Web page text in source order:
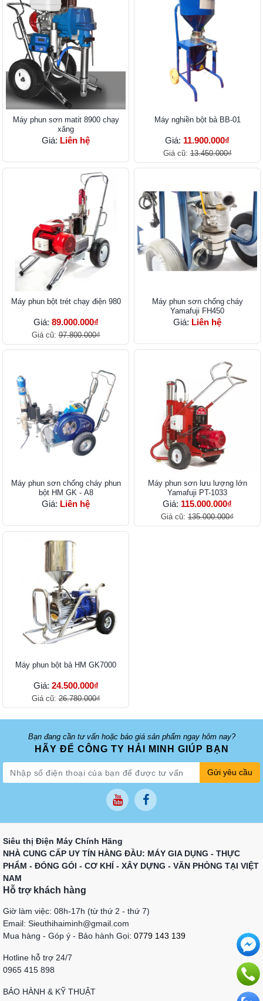
Máy phun sơn matit 8900 chạy
xăng
Giá: Liên hệ
Máy nghiền bột bả BB-01
Giá: 11.900.000₫
Giá cũ:13.450.000₫
Máy phun bột trét chạy điện 980
Giá: 89.000.000₫
Giá cũ:97.800.000₫
Máy phun sơn chống cháy
Yamafuji FH450
Giá: Liên hệ
Máy phun sơn chống cháy phun
bột HM GK - A8
Giá: Liên hệ
Máy phun sơn lưu lượng lớn
Yamafuji PT-1033
Giá: 115.000.000₫
Giá cũ: 135.000.000₫
Máy phun bột bả HM GK7000
Giá: 24.500.000₫
Giá cũ:26.780.000₫
Bạn đang cần tư vấn hoặc báo giá sản phẩm ngay hôm nay?
HÃY ĐỂ CÔNG TY HẢI MINH GIÚP BẠN
Gửi yêu cầu
Siêu thị Điện Máy Chính Hãng
NHÀ CUNG CẤP UY TÍN HÀNG ĐẦU: MÁY GIA DỤNG - THỰC
PHẨM - ĐÓNG GÓI - CƠ KHÍ - XÂY DỰNG - VĂN PHÒNG TẠI VIỆT
NAM
Hỗ trợ khách hàng
Giờ làm việc: 08h-17h (từ thứ 2 - thứ 7)
Email: Sieuthihaiminh@gmail.com
Mua hàng - Góp ý - Bảo hành Gọi: 0779 143 139
Hotline hỗ trợ 24/7
0965 415 898
BẢO HÀNH & KỸ THUẬT